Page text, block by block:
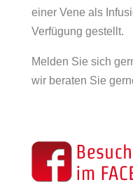
einer Vene als
Verfügung gestellt.
Melden Sie sich
wir beraten Sie